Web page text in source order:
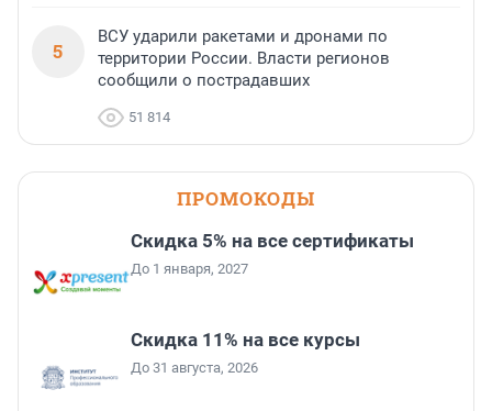
5
ВСУ ударили ракетами и дронами по
территории России. Власти регионов
сообщили о пострадавших
51 814
ПРОМОКОДЫ
Скидка 5% на все сертификаты
До 1 января, 2027
Скидка 11% на все курсы
До 31 августа, 2026